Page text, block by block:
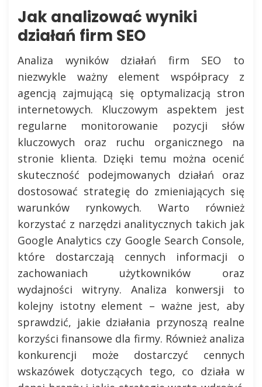
Jak analizować wyniki
działań firm SEO
Analiza wyników działań firm SEO to
niezwykle ważny element współpracy z
agencją zajmującą się optymalizacją stron
internetowych. Kluczowym aspektem jest
regularne monitorowanie pozycji słów
kluczowych oraz ruchu organicznego na
stronie klienta. Dzięki temu można ocenić
skuteczność podejmowanych działań oraz
dostosować strategię do zmieniających się
warunków rynkowych. Warto również
korzystać z narzędzi analitycznych takich jak
Google Analytics czy Google Search Console,
które dostarczają cennych informacji o
zachowaniach użytkowników oraz
wydajności witryny. Analiza konwersji to
kolejny istotny element – ważne jest, aby
sprawdzić, jakie działania przynoszą realne
korzyści finansowe dla firmy. Również analiza
konkurencji może dostarczyć cennych
wskazówek dotyczących tego, co działa w